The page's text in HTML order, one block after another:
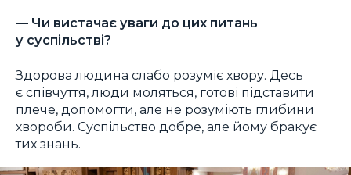
— Чи вистачає уваги до цих питань
у суспільстві?
Здорова людина слабо розуміє хвору. Десь
є співчуття, люди моляться, готові підставити
плече, допомогти, але не розуміють глибини
хвороби. Суспільство добре, але йому бракує
тих знань.